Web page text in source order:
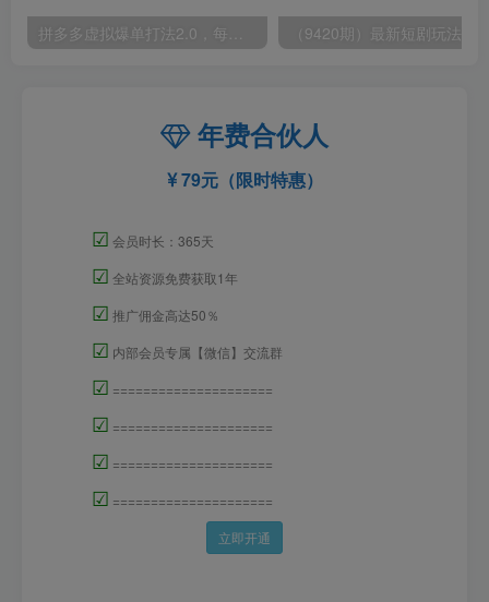
年费合伙人
79元（限时特惠）
☑ 会员时长：365天
☑ 全站资源免费获取1年
☑ 推广佣金高达50％
☑ 内部会员专属【微信】交流群
☑ =====================
☑ =====================
☑ =====================
☑ =====================
立即开通